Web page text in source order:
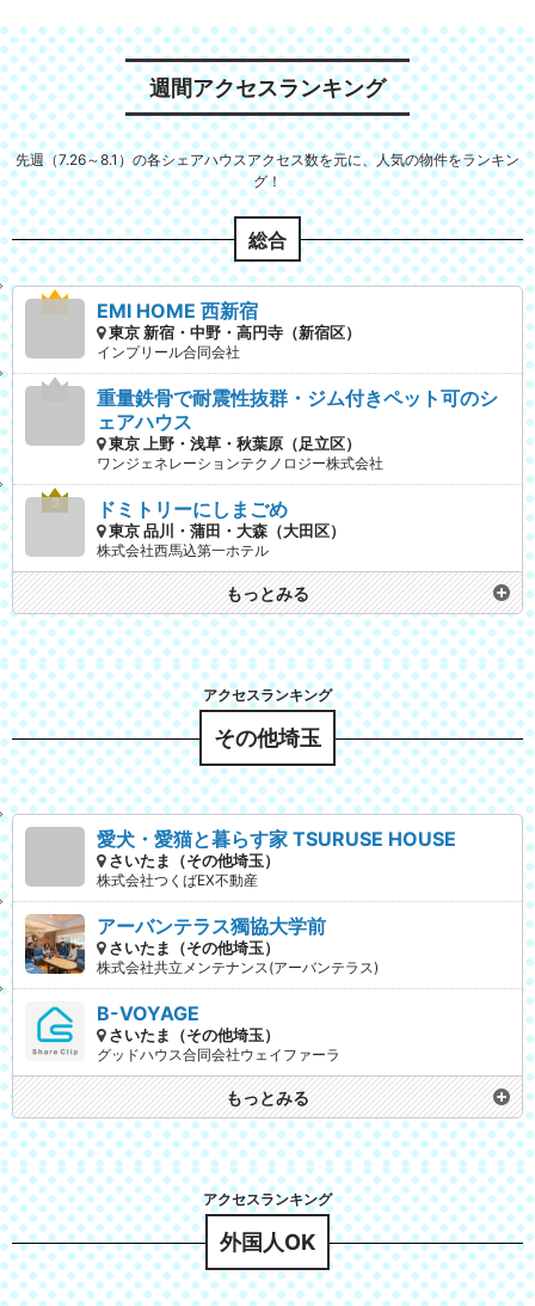
週間アクセスランキング
先週（7.26～8.1）の各シェアハウスアクセス数を元に、人気の物件をランキン
グ！
総合
EMI HOME 西新宿
東京 新宿・中野・高円寺（新宿区）
インプリール合同会社
重量鉄骨で耐震性抜群・ジム付きペット可のシ
ェアハウス
東京 上野・浅草・秋葉原（足立区）
ワンジェネレーションテクノロジー株式会社
ドミトリーにしまごめ
東京 品川・蒲田・大森（大田区）
株式会社西馬込第一ホテル
もっとみる
その他埼玉
愛犬・愛猫と暮らす家 TSURUSE HOUSE
さいたま（その他埼玉）
株式会社つくばEX不動産
アーバンテラス獨協大学前
さいたま（その他埼玉）
株式会社共立メンテナンス(アーバンテラス)
B-VOYAGE
さいたま（その他埼玉）
グッドハウス合同会社ウェイファーラ
もっとみる
外国人OK